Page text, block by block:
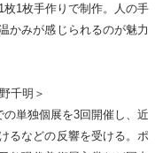
1枚手作りで制作。人の手
かみが感じられるのが魅力
千明＞
単独個展を3回開催し、近
るなどの反響を受ける。ポ